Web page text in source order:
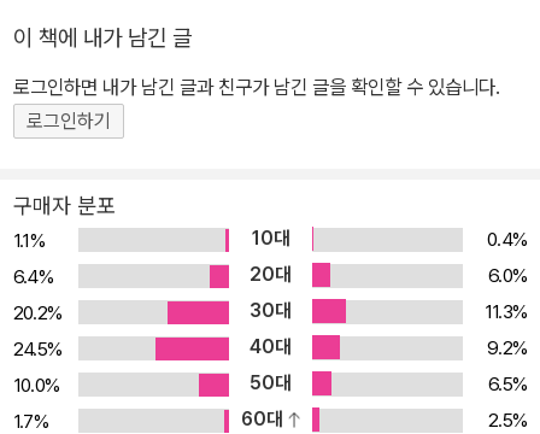
이 책에 내가 남긴 글
로그인하면 내가 남긴 글과 친구가 남긴 글을 확인할 수 있습니다.
로그인하기
구매자 분포
1.1% 10대
0.4%
6.4%
20대
6.0%
20.2%
30대
11.3%
24.5%
40대
9.2%
10.0%
50대
6.5%
1.7%
60대
2.5%